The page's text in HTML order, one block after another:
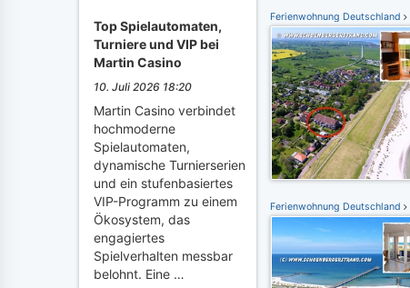
Top Spielautomaten,
Turniere und VIP bei
Martin Casino
10. Juli 2026 18:20
Martin Casino verbindet
hochmoderne
Spielautomaten,
dynamische Turnierserien
und ein stufenbasiertes
VIP-Programm zu einem
Ökosystem, das
engagiertes
Spielverhalten messbar
belohnt. Eine …
Ferienwohnung Deutschland
Ferienwohnung Deutschland